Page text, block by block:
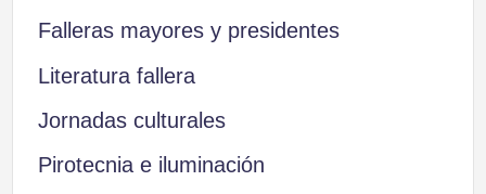
Falleras mayores y presidentes
Literatura fallera
Jornadas culturales
Pirotecnia e iluminación